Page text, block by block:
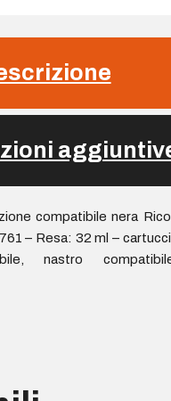
compatibile nera
– Resa: 32 ml –
nastro